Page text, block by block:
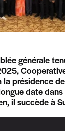
générale
la présidence
date
il succède à